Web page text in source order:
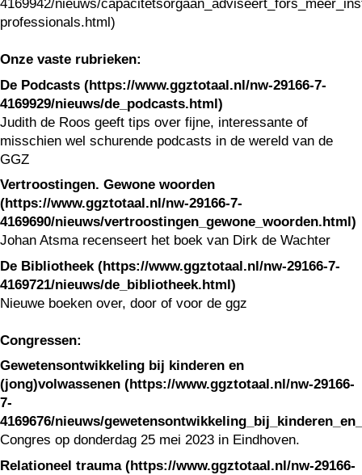
4169942/nieuws/
professionals.html)
Onze vaste rubrieken:
De Podcasts (https://www.ggztotaal.nl/nw-29166-7-
4169929/nieuws/de_podcasts.html)
Judith de Roos geeft tips over fijne, interessante of
misschien wel schurende podcasts in de wereld van de
GGZ
Vertroostingen. Gewone woorden
(https://www.ggztotaal.nl/nw-29166-7-
4169690/nieuws/vertroostingen_gewone_woorden.html)
Johan Atsma recenseert het boek van Dirk de Wachter
De Bibliotheek (https://www.ggztotaal.nl/nw-29166-7-
4169721/nieuws/de_bibliotheek.html)
Nieuwe boeken over, door of voor de ggz
Congressen:
Gewetensontwikkeling bij kinderen en
(jong)volwassenen (https://www.ggztotaal.nl/nw-29166-
7-
4169676/nieuws/
Congres op donderdag 25 mei 2023 in Eindhoven.
Relationeel trauma (https://www.ggztotaal.nl/nw-29166-